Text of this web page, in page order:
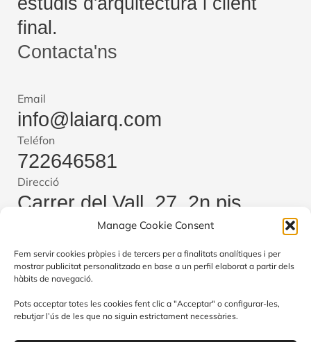
Manage Cookie Consent
Fem servir cookies pròpies i de tercers per a finalitats analítiques i per
mostrar publicitat personalitzada en base a un perfil elaborat a partir dels
hàbits de navegació.
Pots acceptar totes les cookies fent clic a "Acceptar" o configurar-les,
rebutjar l’ús de les que no siguin estrictament necessàries.
final.
Contacta'ns
Email
info@laiarq.com
Teléfon
722646581
Direcció
Carrer del Vall, 27, 2n pis,
08221 Terrassa, Barcelona
Canviar idioma
Català Español